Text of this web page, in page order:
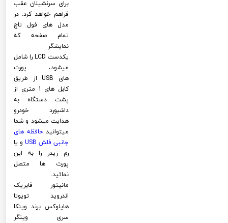
برای سرنشینان عقب
فراهم خواهد کرد. در
مدل های فول تاچ
تمام صفحه که
نمایشگر
یکدست LCD را شامل
میشود، پورت
های USB از طریق
کابل های 1 متری از
پشت دستگاه به
داشبورد خودرو
هدایت میشود و شما
میتوانید حافظه های
جانبی فلش USB و یا
رم ریدر را به این
پورت ها متصل
نمائید.
مانیتور فابریک
اندروید تویوتا
هایلوکس برند وینکا
سری وینگر